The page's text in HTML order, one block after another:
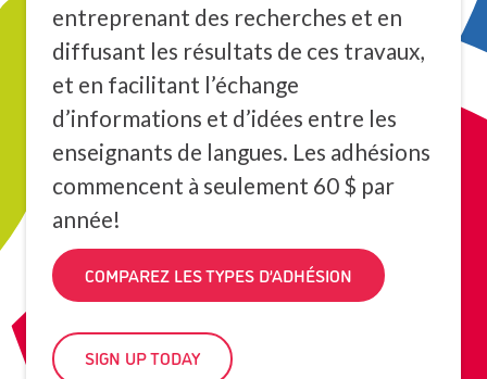
entreprenant des recherches et en
diffusant les résultats de ces travaux,
et en facilitant l’échange
d’informations et d’idées entre les
enseignants de langues. Les adhésions
commencent à seulement 60 $ par
année!
COMPAREZ LES TYPES D’ADHÉSION
SIGN UP TODAY